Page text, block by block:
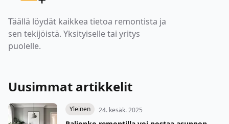
Täällä löydät kaikkea tietoa remontista ja
sen tekijöistä. Yksityiselle tai yritys
puolelle.
Uusimmat artikkelit
Yleinen 24. kesäk. 2025